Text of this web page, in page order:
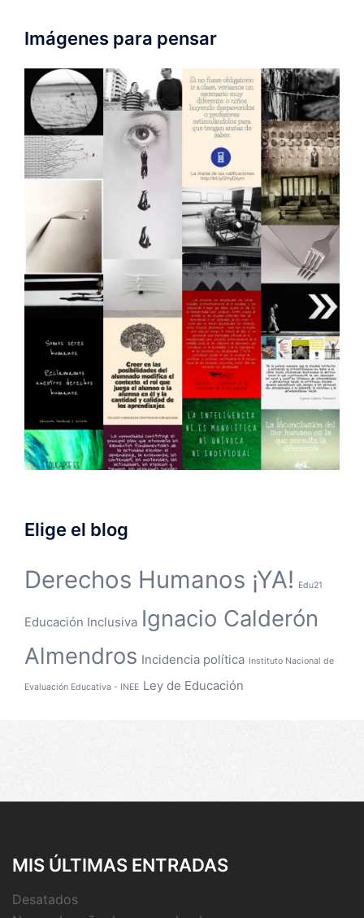
Imágenes para pensar
Elige el blog
Derechos Humanos ¡YA! Edu21
Educación Inclusiva Ignacio Calderón
Almendros Incidencia política Instituto Nacional de
Evaluación Educativa - INEE Ley de Educación
MIS ÚLTIMAS ENTRADAS
Desatados